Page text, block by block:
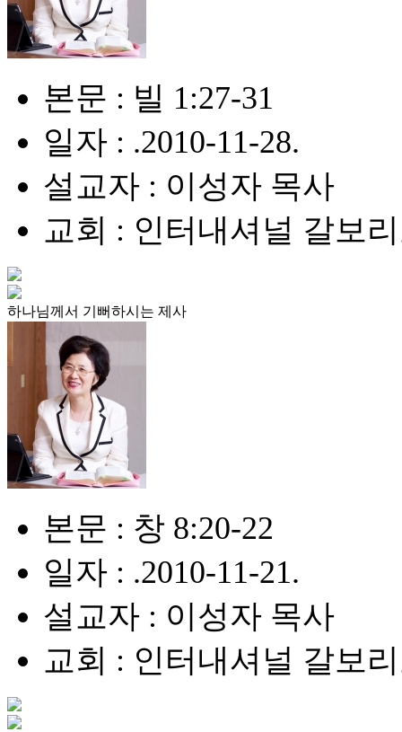
본문 : 빌 1:27-31
일자 : .2010-11-28.
설교자 : 이성자 목사
교회 : 인터내셔널 갈보
하나님께서 기뻐하시는 제사
본문 : 창 8:20-22
일자 : .2010-11-21.
설교자 : 이성자 목사
교회 : 인터내셔널 갈보